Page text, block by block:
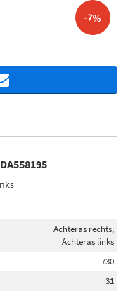
-7%
Achteras rechts,
Achteras links
730
31